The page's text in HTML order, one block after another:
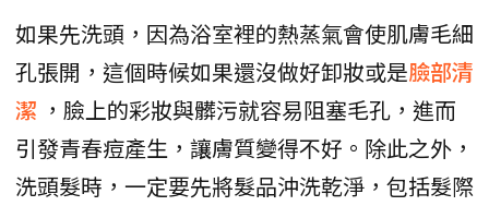
如果先洗頭，因為浴室裡的熱蒸氣會使肌膚毛細
孔張開，這個時候如果還沒做好卸妝或是臉部清
潔 ，臉上的彩妝與髒污就容易阻塞毛孔，進而
引發青春痘產生，讓膚質變得不好。除此之外，
洗頭髮時，一定要先將髮品沖洗乾淨，包括髮際